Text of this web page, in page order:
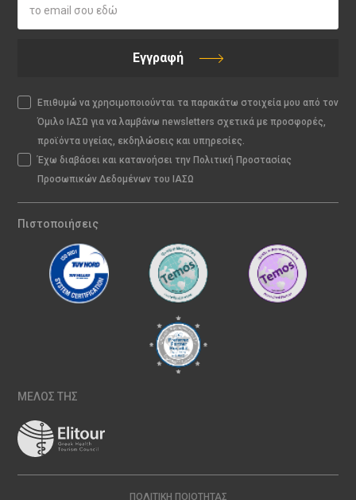
Εγγραφή
Επιθυμώ να χρησιμοποιούνται τα παρακάτω στοιχεία μου από τον
Όμιλο ΙΑΣΩ για να λαμβάνω newsletters σχετικά με προσφορές,
προϊόντα υγείας, εκδηλώσεις και υπηρεσίες.
Έχω διαβάσει και κατανοήσει την Πολιτική Προστασίας
Προσωπικών Δεδομένων του ΙΑΣΩ
Πιστοποιήσεις
ΜΕΛΟΣ ΤΗΣ
ΠΟΛΙΤΙΚΉ ΠΟΙΌΤΗΤΑΣ